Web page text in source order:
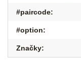
#paircode:
#option:
Značky: